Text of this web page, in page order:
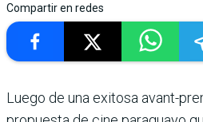
Compartir en redes
Luego de una exitosa avant-